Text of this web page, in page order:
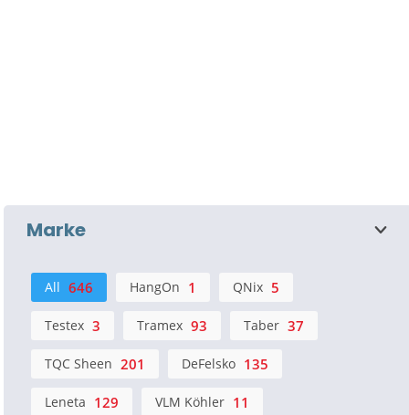
Marke
All 646 HangOn 1 QNix 5
Testex 3 Tramex 93 Taber 37
TQC Sheen 201 DeFelsko 135
Leneta 129 VLM Köhler 11